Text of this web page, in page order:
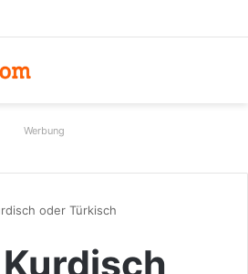
Werbung
oder Türkisch